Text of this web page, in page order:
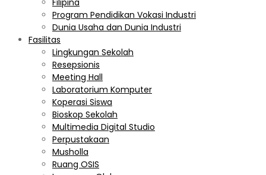
Filipina
Program Pendidikan Vokasi Industri
Dunia Usaha dan Dunia Industri
Fasilitas
Lingkungan Sekolah
Resepsionis
Meeting Hall
Laboratorium Komputer
Koperasi Siswa
Bioskop Sekolah
Multimedia Digital Studio
Perpustakaan
Musholla
Ruang OSIS